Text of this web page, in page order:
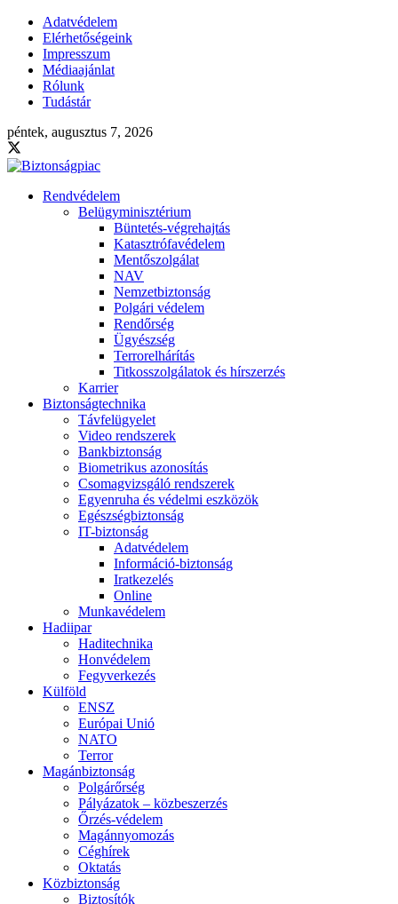
Adatvédelem
Elérhetőségeink
Impresszum
Médiaajánlat
Rólunk
Tudástár
péntek, augusztus 7, 2026
Rendvédelem
Belügyminisztérium
Büntetés-végrehajtás
Katasztrófavédelem
Mentőszolgálat
NAV
Nemzetbiztonság
Polgári védelem
Rendőrség
Ügyészség
Terrorelhárítás
Titkosszolgálatok és hírszerzés
Karrier
Biztonságtechnika
Távfelügyelet
Video rendszerek
Bankbiztonság
Biometrikus azonosítás
Csomagvizsgáló rendszerek
Egyenruha és védelmi eszközök
Egészségbiztonság
IT-biztonság
Adatvédelem
Információ-biztonság
Iratkezelés
Online
Munkavédelem
Hadiipar
Haditechnika
Honvédelem
Fegyverkezés
Külföld
ENSZ
Európai Unió
NATO
Terror
Magánbiztonság
Polgárőrség
Pályázatok – közbeszerzés
Őrzés-védelem
Magánnyomozás
Céghírek
Oktatás
Közbiztonság
Biztosítók